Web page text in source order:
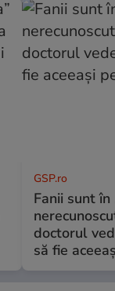
GSP.ro
Fanii sunt în
doctorul
să fie